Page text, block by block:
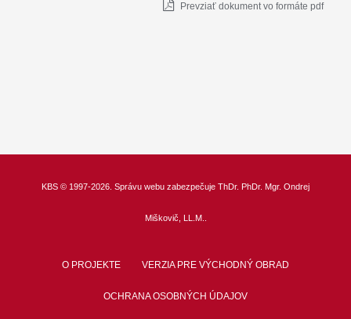
Prevziať dokument vo formáte pdf
KBS © 1997-2026. Správu webu zabezpečuje ThDr. PhDr. Mgr. Ondrej
Miškovič, LL.M.
O PROJEKTE VERZIA PRE VÝCHODNÝ OBRAD
OCHRANA OSOBNÝCH ÚDAJOV